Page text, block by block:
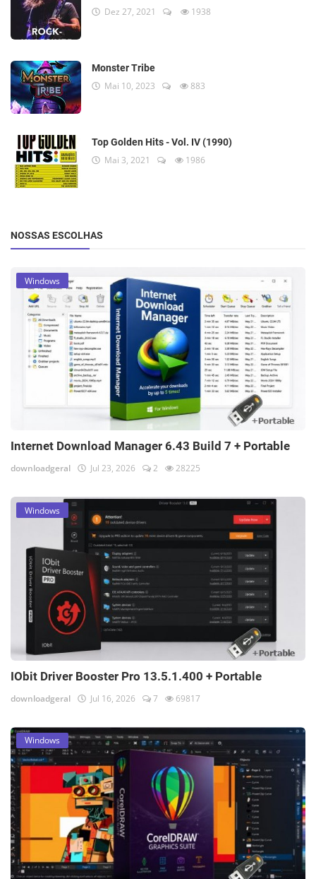
Dez 27, 2021 1938
Monster Tribe
Mai 10, 2023 883
Top Golden Hits - Vol. IV (1990)
Mai 3, 2021 1986
NOSSAS ESCOLHAS
Windows
Internet Download Manager 6.43 Build 7 + Portable
downloadgeral Jul 23, 2026 2 28225
Windows
IObit Driver Booster Pro 13.5.1.400 + Portable
downloadgeral Jul 16, 2026 7 69817
Windows